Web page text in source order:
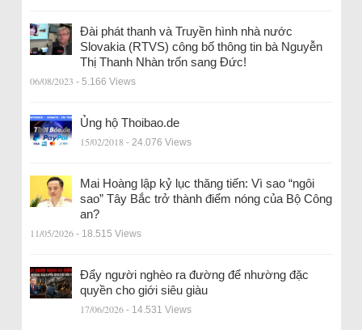
Đài phát thanh và Truyền hình nhà nước
Slovakia (RTVS) công bố thông tin bà Nguyễn
Thị Thanh Nhàn trốn sang Đức!
06/08/2023 - 5.166 Views
Ủng hộ Thoibao.de
15/02/2018 - 24.076 Views
Mai Hoàng lập kỷ lục thăng tiến: Vì sao “ngôi
sao” Tây Bắc trở thành điểm nóng của Bộ Công
an?
11/05/2026 - 18.515 Views
Đẩy người nghèo ra đường để nhường đặc
quyền cho giới siêu giàu
17/06/2026 - 14.531 Views